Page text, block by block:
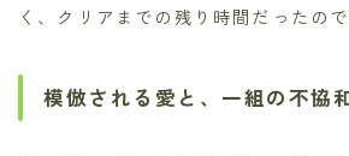
く、クリアまでの残り時間だったので
模倣される愛と、一組の不協